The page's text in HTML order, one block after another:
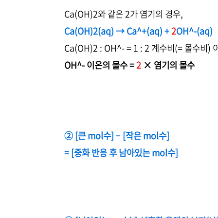
Ca(OH)2와 같은 2가 염기의 경우,
Ca(OH)2(aq) → Ca^+(aq) +2OH^-(aq)
Ca(OH)2 : OH^- = 1 : 2 계수비(= 몰수비)
OH^- 이온의 몰수 =2 × 염기의 몰수
② [큰 mol수] – [작은 mol수]
= [중화 반응 후 남아있는 mol수]